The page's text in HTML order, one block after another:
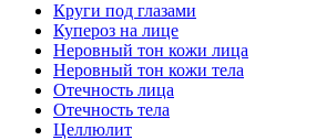
Круги под глазами
Купероз на лице
Неровный тон кожи лица
Неровный тон кожи тела
Отечность лица
Отечность тела
Целлюлит